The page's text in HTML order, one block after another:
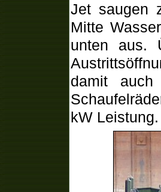
Jet saugen
Mitte
unten aus.
damit
kW Leistung.